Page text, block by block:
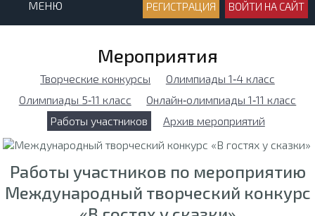
МЕНЮ РЕГИСТРАЦИЯ ВОЙТИ НА САЙТ
Мероприятия
Творческие конкурсы
Олимпиады 1‑4 класс
Олимпиады 5‑11 класс
Онлайн‑олимпиады 1‑11 класс
Работы участников
Архив мероприятий
Работы участников по мероприятию
Международный творческий конкурс